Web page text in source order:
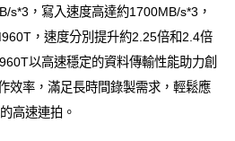
s*3，寫入速度高達約1700MB/s*3，
，速度分別提升約2.25倍和2.4倍
以高速穩定的資料傳輸性能助力創
效率，滿足長時間錄製需求，輕鬆應
高速連拍。